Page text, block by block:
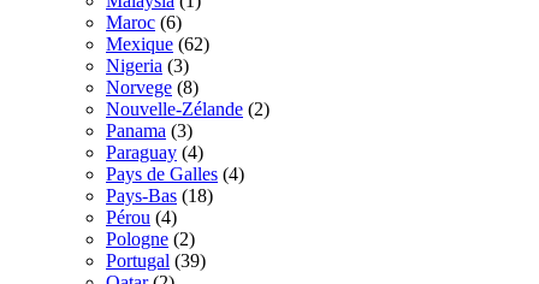
Maroc (6)
Mexique (62)
Nigeria (3)
Norvege (8)
Nouvelle-Zélande (2)
Panama (3)
Paraguay (4)
Pays de Galles (4)
Pays-Bas (18)
Pérou (4)
Pologne (2)
Portugal (39)